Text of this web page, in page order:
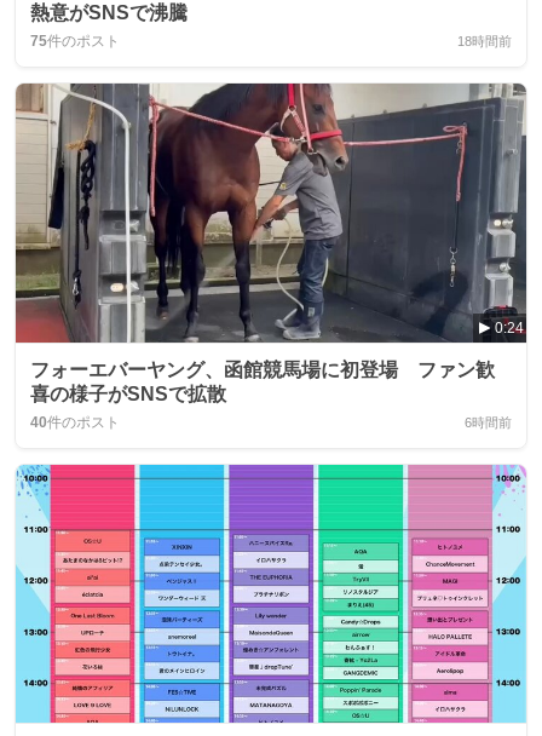
熱意がSNSで沸騰
75件のポスト 18時間前
0:24
フォーエバーヤング、函館競馬場に初登場 ファン歓
喜の様子がSNSで拡散
40件のポスト 6時間前